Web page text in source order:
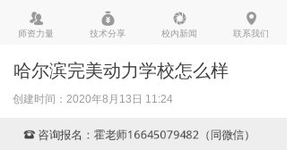
뀡
师资力量
낐
技术分享
넆
校内新闻
넹
联系我们
哈尔滨完美动力学校怎么样
创建时间： 2020年8月13日 11:24
뀰 咨询报名：霍老师16645079482（同微信）